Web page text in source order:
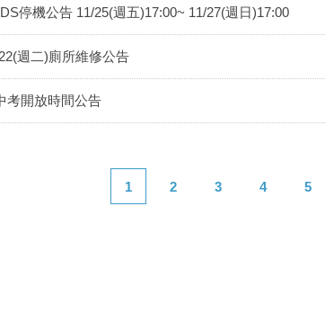
停機公告 11/25(週五)17:00~ 11/27(週日)17:00
週二)廁所維修公告
考開放時間公告
1 2 3 4 5